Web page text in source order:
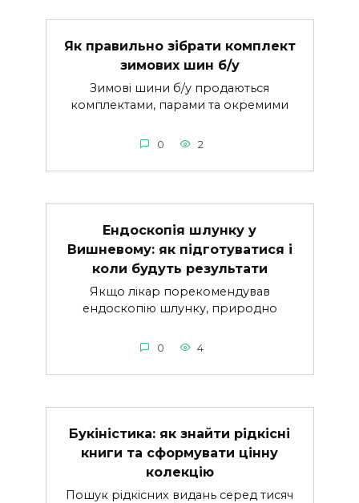
Як правильно зібрати комплект
зимових шин б/у
Зимові шини б/у продаються
комплектами, парами та окремими
0 2
Ендоскопія шлунку у
Вишневому: як підготуватися і
коли будуть результати
Якщо лікар порекомендував
ендоскопію шлунку, природно
0 4
Букіністика: як знайти рідкісні
книги та сформувати цінну
колекцію
Пошук рідкісних видань серед тисяч